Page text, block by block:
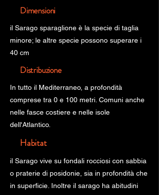
Dimensioni
il Sarago sparaglione è la specie di taglia
minore; le altre specie possono superare i
40 cm
Distribuzione
In tutto il Mediterraneo, a profondità
comprese tra 0 e 100 metri. Comuni anche
nelle fasce costiere e nelle isole
dell'Atlantico.
Habitat
il Sarago vive su fondali rocciosi con sabbia
o praterie di posidonie, sia in profondità che
in superficie. Inoltre il sarago ha abitudini